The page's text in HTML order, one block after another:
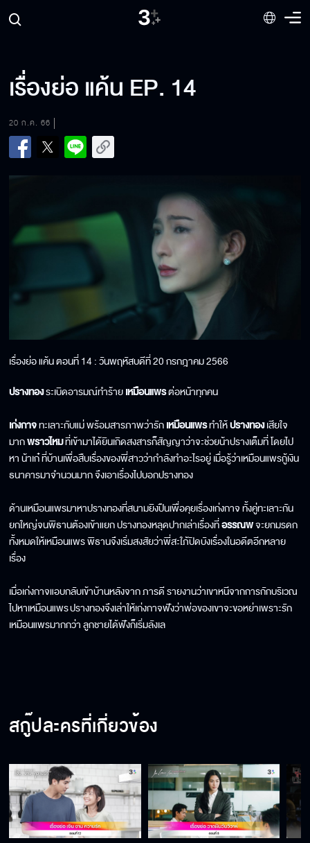
เรื่องย่อ แค้น EP. 14
20 ก.ค. 66
เรื่องย่อ แค้น ตอนที่ 14 : วันพฤหัสบดีที่ 20 กรกฎาคม 2566
ปรางทองระเบิดอารมณ์ทำร้ายเหมือนแพรต่อหน้าทุกคน
เก่งกาจทะเลาะกับแม่ พร้อมสารภาพว่ารักเหมือนแพรทำให้ปรางทองเสียใจ
มากพราวไหมที่เข้ามาได้ยินเกิดสงสารก็สัญญาว่าจะช่วยน้าปรางเต็มที่ โดยไป
หา น้าเก๋ ที่บ้านเพื่อสืบเรื่องของพี่สาวว่ากำลังทำอะไรอยู่ เมื่อรู้ว่าเหมือนแพรกู้เงิน
ธนาคารมาจำนวนมาก จึงเอาเรื่องไปบอกปรางทอง
ด้านเหมือนแพรมาหาปรางทองที่สนามยิงปืนเพื่อคุยเรื่องเก่งกาจ ทั้งคู่ทะเลาะกัน
ยกใหญ่จนพิธานต้องเข้าแยก ปรางทองหลุดปากเล่าเรื่องที่อรรณพจะยกมรดก
ทั้งหมดให้เหมือนแพร พิธานจึงเริ่มสงสัยว่าพี่สะใภ้ปิดบังเรื่องในอดีตอีกหลาย
เรื่อง
เมื่อเก่งกาจแอบกลับเข้าบ้านหลังจาก ภารดี รายงานว่าเขาหนีจากการกักบริเวณ
ไปหาเหมือนแพรปรางทองจึงเล่าให้เก่งกาจฟังว่าพ่อของเขาจะขอหย่าเพราะรัก
เหมือนแพรมากกว่า ลูกชายได้ฟังก็เริ่มลังเล
สกู๊ปละครที่เกี่ยวข้อง